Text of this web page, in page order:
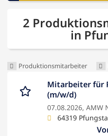
2
in
Produktionsmitarbeiter
Mitarbeiter für
(m/w/d)
07.08.2026, AMW
64319